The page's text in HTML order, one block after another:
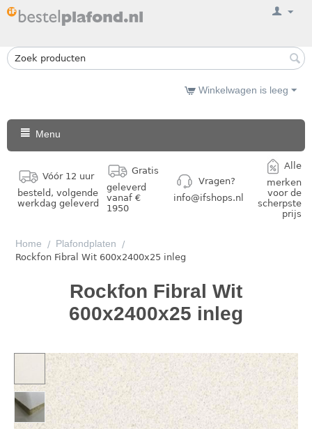
Winkelwagen is leeg
Menu
Vóór 12 uur
besteld, volgende
werkdag geleverd
Gratis
geleverd
vanaf €
1950
Vragen?
info@ifshops.nl
Alle
merken
voor de
scherpste
prijs
Home / Plafondplaten
/
Rockfon Fibral Wit 600x2400x25 inleg
Rockfon Fibral Wit
600x2400x25 inleg